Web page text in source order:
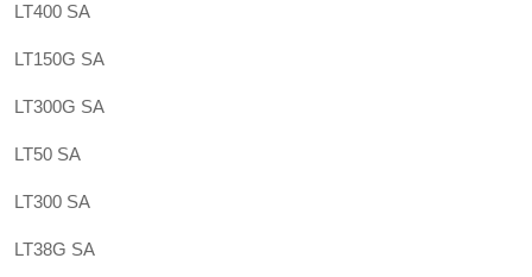
LT400 SA
LT150G SA
LT300G SA
LT50 SA
LT300 SA
LT38G SA